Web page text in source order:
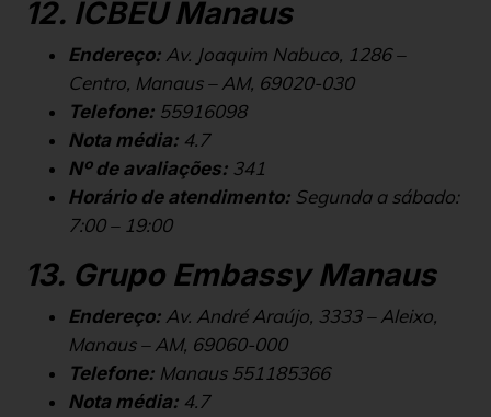
12. ICBEU Manaus
Endereço: Av. Joaquim Nabuco, 1286 –
Centro, Manaus – AM, 69020-030
Telefone: 55916098
Nota média: 4.7
Nº de avaliações: 341
Horário de atendimento: Segunda a sábado:
7:00 – 19:00
13. Grupo Embassy Manaus
Endereço: Av. André Araújo, 3333 – Aleixo,
Manaus – AM, 69060-000
Telefone: Manaus 551185366
Nota média: 4.7